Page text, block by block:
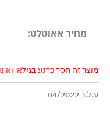
מחיר אאוטלט:
מוצר זה חסר כרגע במלאי
ע.ל.ר 04/2022